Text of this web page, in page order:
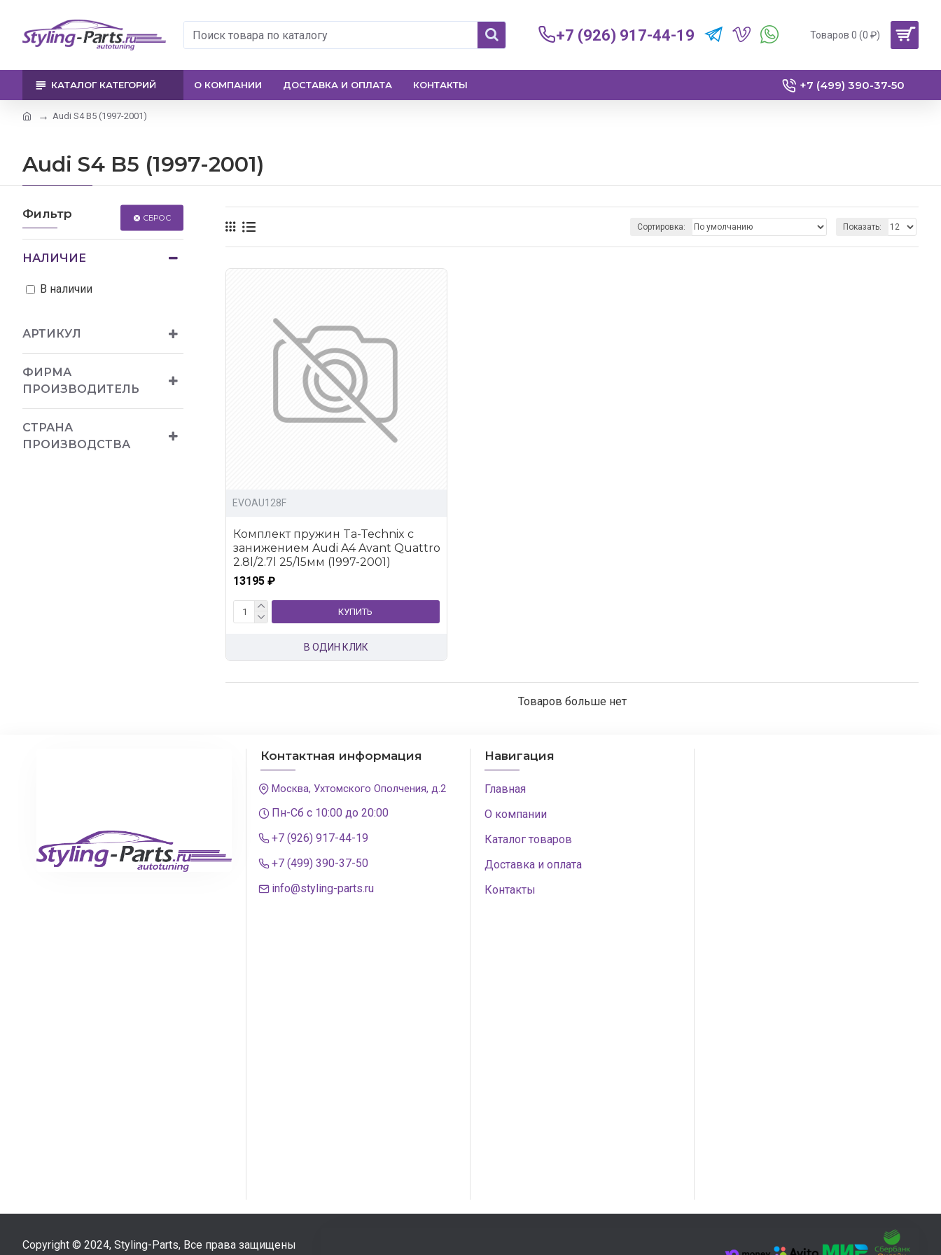
+7 (926) 917-44-19 Товаров 0 (0 ₽)
КАТАЛОГ КАТЕГОРИЙ О КОМПАНИИ ДОСТАВКА И ОПЛАТА КОНТАКТЫ +7 (499) 390-37-50
Audi S4 B5 (1997-2001)
Audi S4 B5 (1997-2001)
Фильтр СБРОС
АРТИКУЛ
ФИРМА
ПРОИЗВОДИТЕЛЬ
СТРАНА
ПРОИЗВОДСТВА
НАЛИЧИЕ
В наличии
Сортировка: Показать:
EVOAU128F
Комплект пружин Ta-Technix с
занижением Audi A4 Avant Quattro
2.8l/2.7l 25/15мм (1997-2001)
13195 ₽
КУПИТЬ
В ОДИН КЛИК
Товаров больше нет
Контактная информация
Москва, Ухтомского Ополчения, д.2
Пн-Сб с 10:00 до 20:00
+7 (926) 917-44-19
+7 (499) 390-37-50
info@styling-parts.ru
Навигация
Главная
О компании
Каталог товаров
Доставка и оплата
Контакты
Copyright © 2024, Styling-Parts, Все права защищены